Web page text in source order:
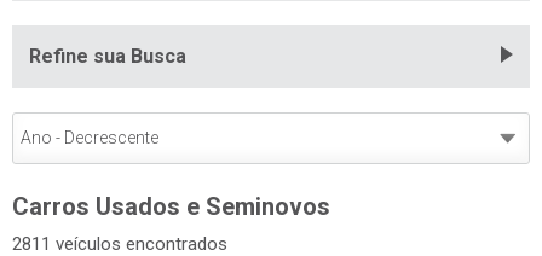
Refine sua Busca
Carros Usados e Seminovos
2811 veículos encontrados